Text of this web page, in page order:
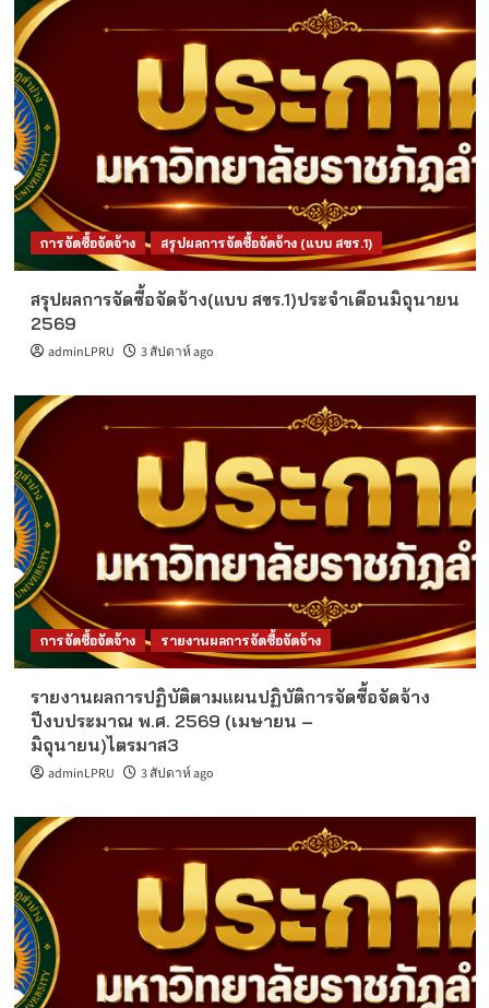
การจัดซื้อจัดจ้าง สรุปผลการจัดซื้อจัดจ้าง (แบบ สขร.1)
สรุปผลการจัดซื้อจัดจ้าง(แบบ สขร.1)ประจำเดือนมิถุนายน
2569
adminLPRU 3 สัปดาห์ ago
การจัดซื้อจัดจ้าง รายงานผลการจัดซื้อจัดจ้าง
รายงานผลการปฏิบัติตามแผนปฏิบัติการจัดซื้อจัดจ้าง
ปีงบประมาณ พ.ศ. 2569 (เมษายน –
มิถุนายน)ไตรมาส3
adminLPRU 3 สัปดาห์ ago